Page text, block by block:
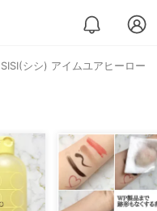
SISI(シシ) アイムユアヒーロー